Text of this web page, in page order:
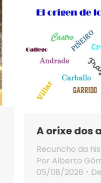
A orixe dos
Recuncho da
Por Alberto
05/08/2026